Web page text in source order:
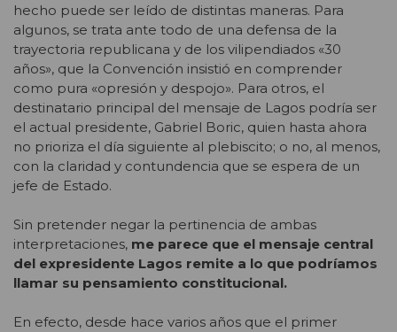
hecho puede ser leído de distintas maneras. Para
algunos, se trata ante todo de una defensa de la
trayectoria republicana y de los vilipendiados «30
años», que la Convención insistió en comprender
como pura «opresión y despojo». Para otros, el
destinatario principal del mensaje de Lagos podría ser
el actual presidente, Gabriel Boric, quien hasta ahora
no prioriza el día siguiente al plebiscito; o no, al menos,
con la claridad y contundencia que se espera de un
jefe de Estado.
Sin pretender negar la pertinencia de ambas
interpretaciones, me parece que el mensaje central
del expresidente Lagos remite a lo que podríamos
llamar su pensamiento constitucional.
En efecto, desde hace varios años que el primer